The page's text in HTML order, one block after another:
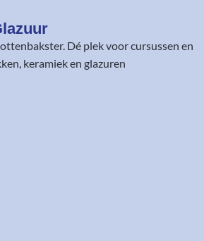
. Dé plek voor cursussen en
keramiek en glazuren